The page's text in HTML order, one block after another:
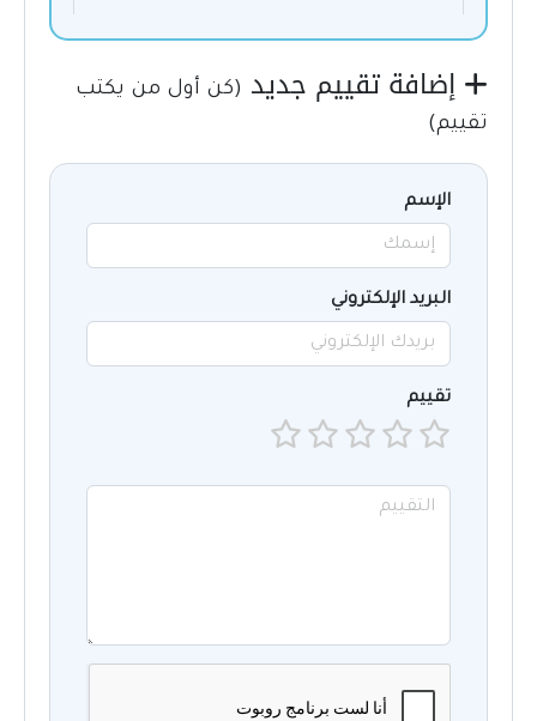
إضافة تقييم جديد (كن أول من يكتب
تقييم)
الإسم
البريد الإلكتروني
تقييم